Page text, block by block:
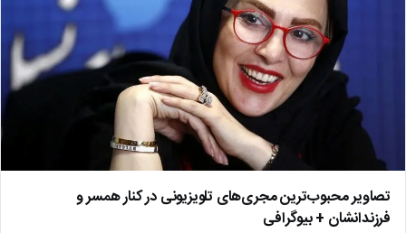
تصاویر محبوب‌ترین مجری‌های تلویزیونی در کنار همسر و
فرزندانشان + بیوگرافی